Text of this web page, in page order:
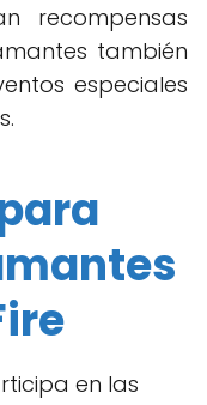
recompensas
también
especiales
en las